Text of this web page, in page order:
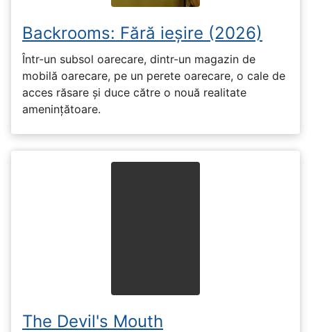
Backrooms: Fără ieșire (2026)
Într-un subsol oarecare, dintr-un magazin de
mobilă oarecare, pe un perete oarecare, o cale de
acces răsare și duce către o nouă realitate
amenințătoare.
The Devil's Mouth